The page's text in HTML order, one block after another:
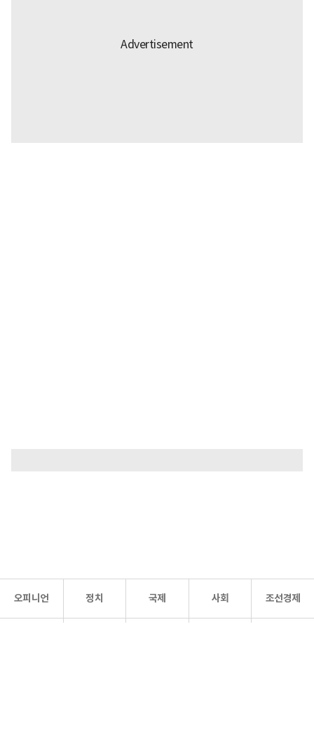
오피니언 정치 국제 사회 조선경제